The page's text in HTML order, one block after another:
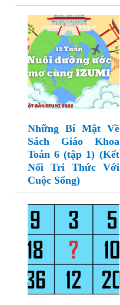
Những Bí Mật Về
Sách Giáo Khoa
Toán 6 (tập 1) (Kết
Nối Tri Thức Với
Cuộc Sống)